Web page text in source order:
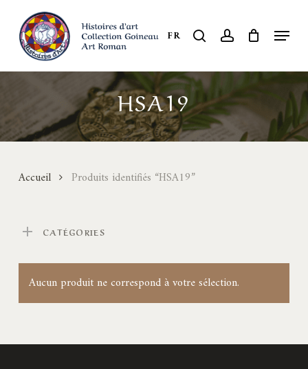
main
content
FR search account Menu
HSA19
Accueil Produits identifiés “HSA19”
CATÉGORIES
Aucun produit ne correspond à votre sélection.
Close